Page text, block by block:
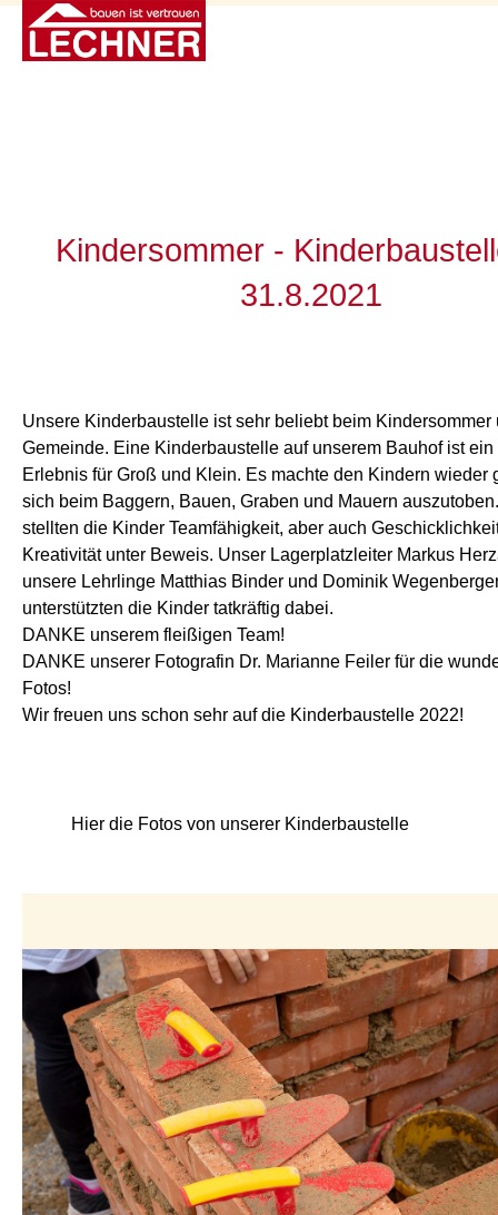
Kindersommer -
31.8.2021
Unsere Kinderbaustelle ist sehr beliebt beim Kindersommer
Gemeinde. Eine Kinderbaustelle auf unserem Bauhof ist
Erlebnis für Groß und Klein. Es machte den Kindern wieder
sich beim Baggern, Bauen, Graben und Mauern
stellten die Kinder Teamfähigkeit, aber auch
Kreativität unter Beweis. Unser Lagerplatzleiter Markus
unsere Lehrlinge Matthias Binder und Dominik
unterstützten die Kinder tatkräftig dabei.
DANKE unserem fleißigen Team!
DANKE unserer Fotografin Dr. Marianne Feiler für die
Fotos!
Wir freuen uns schon sehr auf die Kinderbaustelle 2022!
Hier die Fotos von unserer Kinderbaustelle